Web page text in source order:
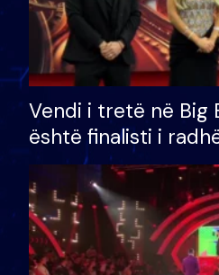
Vendi i tretë në Big
është finalisti i